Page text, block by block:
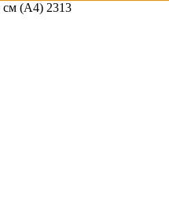
см (А4) 2313